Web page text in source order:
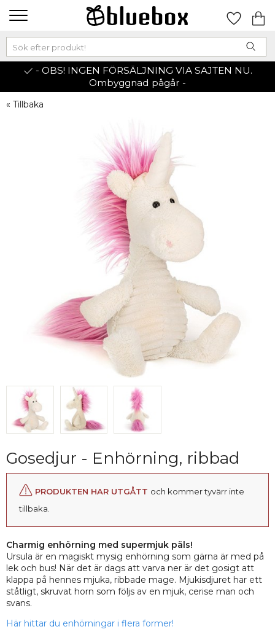
- OBS! INGEN FÖRSÄLJNING VIA SAJTEN NU.
Ombyggnad pågår -
« Tillbaka
Gosedjur - Enhörning, ribbad
PRODUKTEN HAR UTGÅTT och kommer tyvärr inte
tillbaka.
Charmig enhörning med supermjuk päls!
Ursula är en magiskt mysig enhörning som gärna är med på
lek och bus! När det är dags att varva ner är det gosigt att
klappa på hennes mjuka, ribbade mage. Mjukisdjuret har ett
ståtligt, skruvat horn som följs av en mjuk, cerise man och
svans.
Här hittar du enhörningar i flera former!